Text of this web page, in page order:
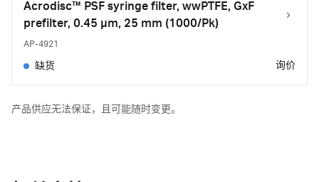
Acrodisc™ PSF syringe filter, wwPTFE, GxF
prefilter, 0.45 µm, 25 mm (1000/Pk)
AP-4921
缺货 询价
产品供应无法保证，且可能随时变更。